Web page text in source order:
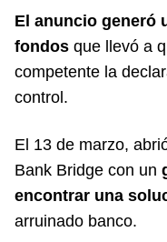
El anuncio generó
fondos que llevó a
competente la
control.
El 13 de marzo,
Bank Bridge con un
encontrar una
arruinado banco.